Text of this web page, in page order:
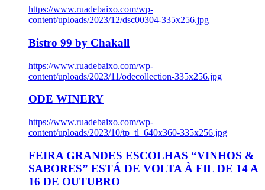
https://www.ruadebaixo.com/wp-
content/uploads/2023/12/dsc00304-335x256.jpg
Bistro 99 by Chakall
https://www.ruadebaixo.com/wp-
content/uploads/2023/11/odecollection-335x256.jpg
ODE WINERY
https://www.ruadebaixo.com/wp-
content/uploads/2023/10/tp_tl_640x360-335x256.jpg
FEIRA GRANDES ESCOLHAS “VINHOS &
SABORES” ESTÁ DE VOLTA À FIL DE 14 A
16 DE OUTUBRO